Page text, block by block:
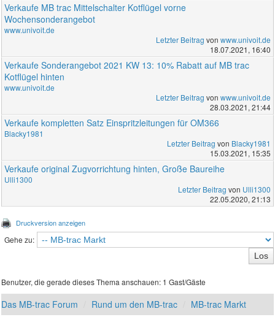
Verkaufe MB trac Mittelschalter Kotflügel vorne
Wochensonderangebot
www.univoit.de
Letzter Beitrag von www.univoit.de
18.07.2021, 16:40
Verkaufe Sonderangebot 2021 KW 13: 10% Rabatt auf MB trac
Kotflügel hinten
www.univoit.de
Letzter Beitrag von www.univoit.de
28.03.2021, 21:44
Verkaufe kompletten Satz Einspritzleitungen für OM366
Blacky1981
Letzter Beitrag von Blacky1981
15.03.2021, 15:35
Verkaufe original Zugvorrichtung hinten, Große Baureihe
Ulli1300
Letzter Beitrag von Ulli1300
22.05.2020, 21:13
Druckversion anzeigen
Gehe zu:
Benutzer, die gerade dieses Thema anschauen: 1 Gast/Gäste
Das MB-trac Forum Rund um den MB-trac MB-trac Markt